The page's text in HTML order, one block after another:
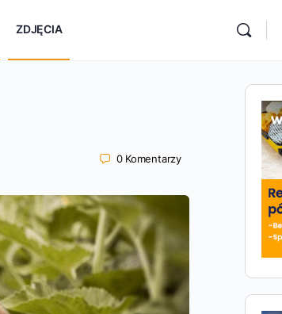
ZDJĘCIA
0 Komentarzy